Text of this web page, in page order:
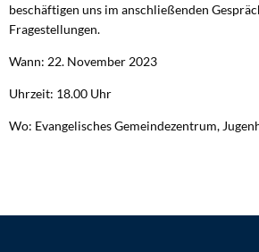
beschäftigen uns im anschließenden
Fragestellungen.
Wann: 22. November 2023
Uhrzeit: 18.00 Uhr
Wo: Evangelisches Gemeindezentrum,